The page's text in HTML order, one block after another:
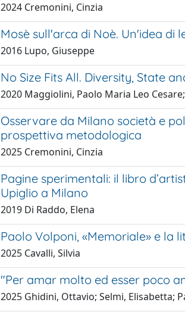
2024 Cremonini, Cinzia
Mosè sull'arca di Noè. Un'idea di
2016 Lupo, Giuseppe
No Size Fits All. Diversity, State
2020 Maggiolini, Paolo Maria Leo
Osservare da Milano società e
prospettiva metodologica
2025 Cremonini, Cinzia
Pagine sperimentali: il libro
Upiglio a Milano
2019 Di Raddo, Elena
Paolo Volponi, «Memoriale» e la
2025 Cavalli, Silvia
"Per amar molto ed esser poco
2025 Ghidini, Ottavio; Selmi, Elisabetta;